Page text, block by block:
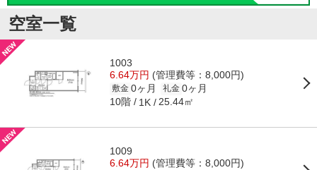
空室一覧
1003
6.64万円 (管理費等：8,000円)
敷金 0ヶ月 礼金 0ヶ月
10階 1K 25.44㎡
1009
6.64万円 (管理費等：8,000円)